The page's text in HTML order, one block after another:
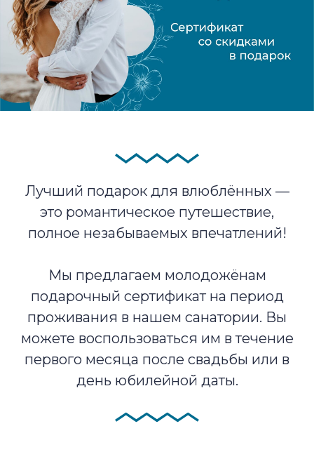
Лучший подарок для влюблённых —
это романтическое путешествие,
полное незабываемых впечатлений!
Мы предлагаем молодожёнам
подарочный сертификат на период
проживания в нашем санатории. Вы
можете воспользоваться им в течение
первого месяца после свадьбы или в
день юбилейной даты.